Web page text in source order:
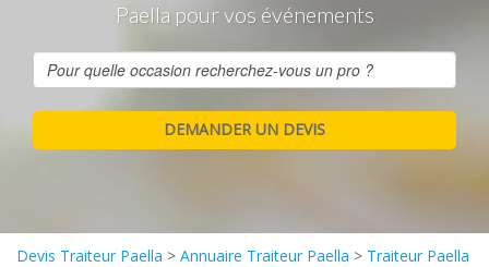
Paella pour vos événements
Devis Traiteur Paella > Annuaire Traiteur Paella > Traiteur Paella